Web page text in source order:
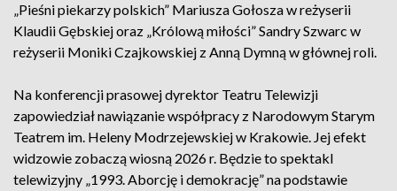
„Pieśni piekarzy polskich” Mariusza Gołosza w reżyserii
Klaudii Gębskiej oraz „Królową miłości” Sandry Szwarc w
reżyserii Moniki Czajkowskiej z Anną Dymną w głównej roli.
Na konferencji prasowej dyrektor Teatru Telewizji
zapowiedział nawiązanie współpracy z Narodowym Starym
Teatrem im. Heleny Modrzejewskiej w Krakowie. Jej efekt
widzowie zobaczą wiosną 2026 r. Będzie to spektakl
telewizyjny „1993. Aborcję i demokrację” na podstawie